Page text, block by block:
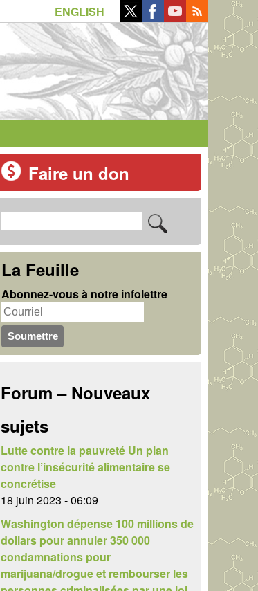
ENGLISH
Faire un don
F
o
r
m
u
l
i
r
e
d
e
r
e
c
e
c
h
e
r
c
e
La Feuille
Abonnez-vous à notre infolettre
Forum – Nouveaux
sujets
Lutte contre la pauvreté Un plan
contre l’insécurité alimentaire se
concrétise
18 juin 2023 - 06:09
Washington dépense 100 millions de
dollars pour annuler 350 000
condamnations pour
marijuana/drogue et rembourser les